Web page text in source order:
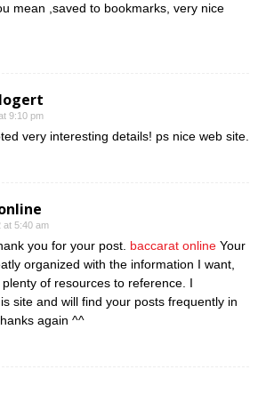
mean ,saved to bookmarks, very nice
9:10 pm
very interesting details! ps nice web site.
at 5:40 am
you for your post. baccarat online Your
organized with the information I want,
of resources to reference. I
site and will find your posts frequently in
again ^^